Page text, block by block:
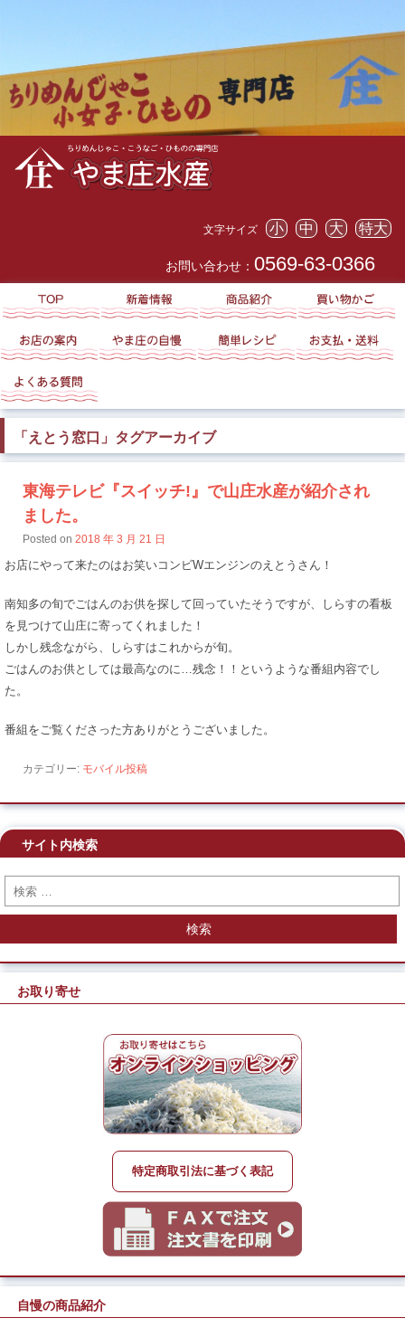
文字サイズ 小 中 大 特大
お問い合わせ： 0569-63-0366
「 えとう窓口 」タグアーカイブ
東海テレビ『スイッチ!』で山庄水産が紹介され
ました。
Posted on 2018 年 3 月 21 日
お店にやって来たのはお笑いコンビWエンジンのえとうさん！
南知多の旬でごはんのお供を探して回っていたそうですが、しらすの看板
を見つけて山庄に寄ってくれました！
しかし残念ながら、しらすはこれからが旬。
ごはんのお供としては最高なのに…残念！！というような番組内容でし
た。
番組をご覧くださった方ありがとうございました。
カテゴリー: モバイル投稿
サイト内検索
検索
お取り寄せ
特定商取引法に基づく表記
自慢の商品紹介